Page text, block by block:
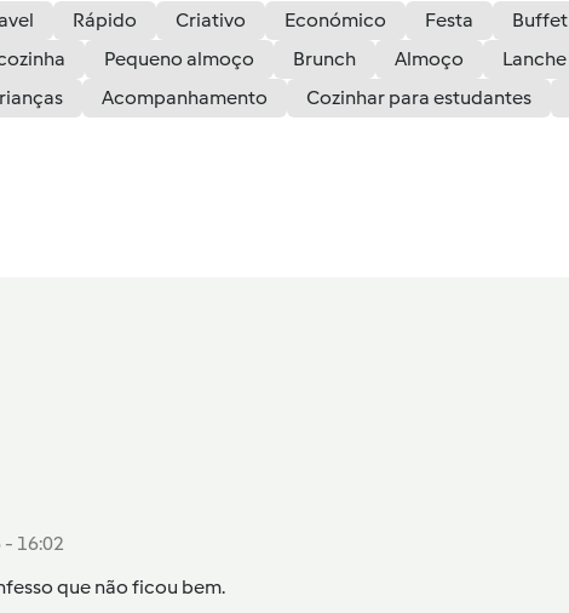
Rápido Criativo Económico Festa Buffet
Pequeno almoço Brunch Almoço Lanche
Acompanhamento Cozinhar para estudantes
16:02
que não ficou bem.